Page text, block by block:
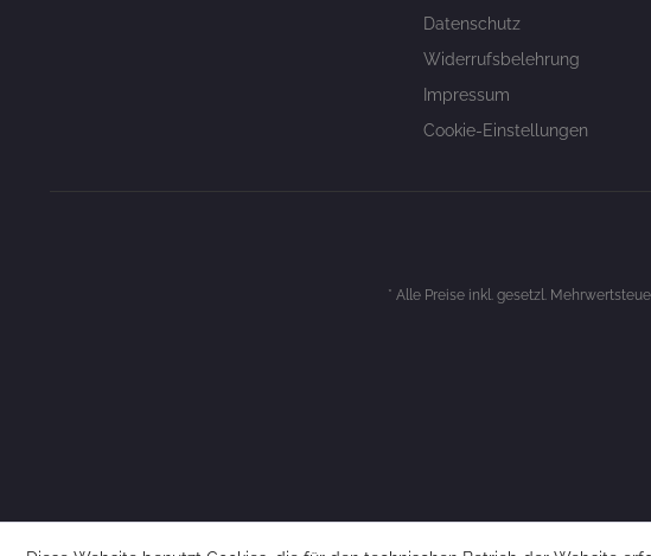
Datenschutz
Widerrufsbelehrung
Impressum
Cookie-Einstellungen
* Alle Preise inkl. gesetzl.